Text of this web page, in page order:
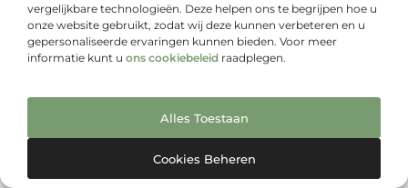
vergelijkbare technologieën. Deze helpen ons te begrijpen hoe u
onze website gebruikt, zodat wij deze kunnen verbeteren en u
gepersonaliseerde ervaringen kunnen bieden. Voor meer
informatie kunt u ons cookiebeleid raadplegen.
Alles Toestaan
Cookies Beheren
Van eenvoudig tot bijzonder – lees het op Gerlachusbier.nl
Bericht categorie